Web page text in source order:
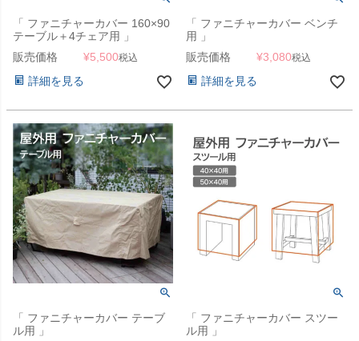
「 ファニチャーカバー 160×90
テーブル＋4チェア用 」
販売価格
¥5,500税込
詳細を見る
「 ファニチャーカバー ベンチ
用 」
販売価格
¥3,080税込
詳細を見る
「 ファニチャーカバー テーブ
ル用 」
「 ファニチャーカバー スツー
ル用 」